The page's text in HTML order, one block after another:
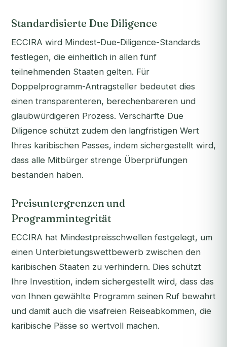
Standardisierte Due Diligence
ECCIRA wird Mindest-Due-Diligence-Standards
festlegen, die einheitlich in allen fünf
teilnehmenden Staaten gelten. Für
Doppelprogramm-Antragsteller bedeutet dies
einen transparenteren, berechenbareren und
glaubwürdigeren Prozess. Verschärfte Due
Diligence schützt zudem den langfristigen Wert
Ihres karibischen Passes, indem sichergestellt wird,
dass alle Mitbürger strenge Überprüfungen
bestanden haben.
Preisuntergrenzen und
Programmintegrität
ECCIRA hat Mindestpreisschwellen festgelegt, um
einen Unterbietungswettbewerb zwischen den
karibischen Staaten zu verhindern. Dies schützt
Ihre Investition, indem sichergestellt wird, dass das
von Ihnen gewählte Programm seinen Ruf bewahrt
und damit auch die visafreien Reiseabkommen, die
karibische Pässe so wertvoll machen.